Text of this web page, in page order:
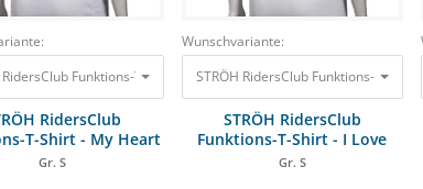
RidersClub Funktions-T-Shirt - My Heart belongs to my Horse Gr. S
RidersClub
T-Shirt - My Heart
to my Horse
Gr. S
Wunschvariante:
STRÖH RidersClub Funktions-T-Shirt
STRÖH RidersClub
Funktions-T-Shirt - I Love
RidersClub
Gr. S